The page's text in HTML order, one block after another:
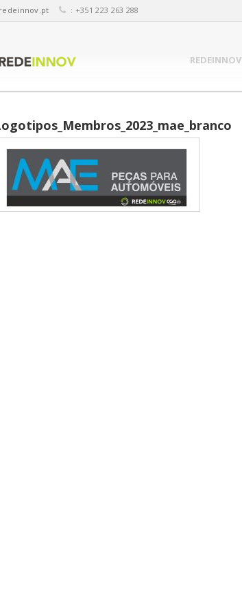
: +351 223 263 288
REDEINNOV